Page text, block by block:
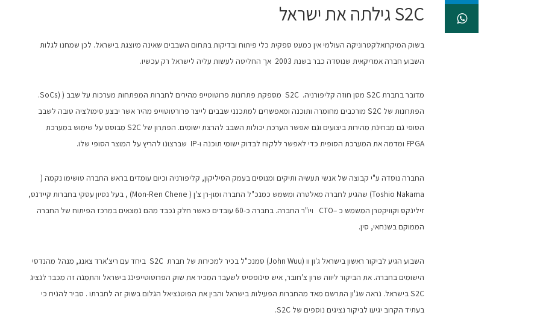
S2C גילתה את ישראל
בשוק המיקרואלקטרוניקה העולמי אין כמעט ספקית כלי פיתוח ובדיקות בתחום השבבים שאינה מיוצגת בישראל. לכן שמחנו לגלות
השבוע חברה אמריקאית שנוסדה כבר בשנת 2003 אך החליטה לעשות עליה לישראל רק עכשיו.
מדובר בחברת S2C מסן חוזה קליפורניה. S2C מספקת פתרונות פרוטוטייפ מהירים לחברות המפתחות מערכות על שבב ( (SoCs.
הפתרונות של S2C מורכבים מחומרה ותוכנה ומאפשרים למתכנני שבבים לייצר פרורטוטוייפ מהיר אשר יבצע סימולציה טובה לשבב
הסופי גם מבחינת מהירות ביצועים וגם יאפשר הערכת יכולות השבב להרצת ישומים. הפתרון של S2C מבוסס על שימוש במערכת
FPGA ומדמה את המערכת הסופית כדי לאפשר ללקוח לבדוק ישומי תוכנה ו-IP שברצונו להריץ על המוצר הסופי שלו.
החברה נוסדה ע"י קבוצה של אנשי תעשיה ותיקים ומנוסים בעמק הסיליקון, קליפורניה וכיום עומדים בראש החברה טושימו נקמה (
Toshio Nakama) שהגיע לחברה מאלטרה ומשמש כמנכ"ל החברה ומון-רן צ'ן ( Mon-Ren Chene) , בעל נסיון עסקי בחברות קיידנס,
זילינקס וקוויקטרן המשמש כ –CTO ויו"ר החברה. בחברה כ-60 עובדים כאשר חלק נכבד מהם נמצאים במרכז הפיתוח של החברה
הממוקם בשנחאי, סין.
השבוע הגיע לביקור ראשון בישראל ג'ון וו (John Wuu) סמנכ"ל בכיר למכירות של חברת S2C ביחד עם ריצ'ארד צאנג, מנהל מהנדסי
הישומים בחברה. את הביקור ליווה שרון צ'חובר, איש סינופסיס לשעבר המכיר את שוק הפרוטוטייפינג בישראל והתמנה זה מכבר לנציג
S2C בישראל. נראה שג'ון התרשם מאד מהחברות הפעילות בישראל והבין את הפוטנציאל הגלום בשוק זה לחברתו . סביר להניח כי
בעתיד הקרוב יגיעו לביקור נציגים נוספים של S2C.